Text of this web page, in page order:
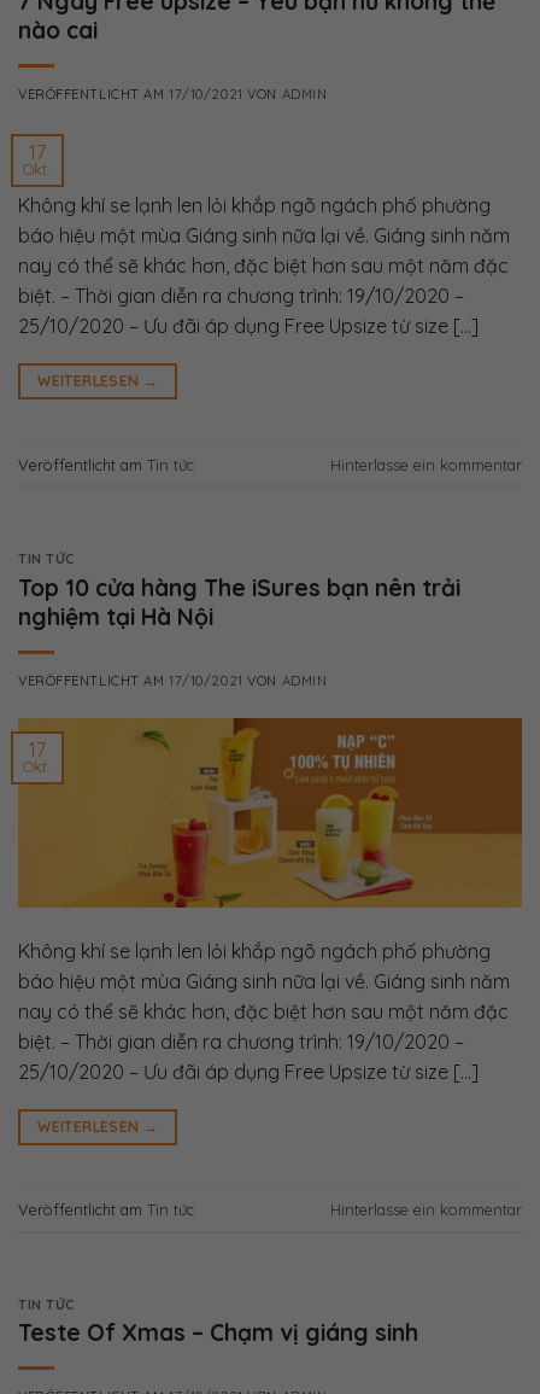
nào cai
VERÖFFENTLICHT AM17/10/2021 VON ADMIN
17
Okt.
Không khí se lạnh len lỏi khắp ngõ ngách phố phường
báo hiệu một mùa Giáng sinh nữa lại về. Giáng sinh năm
nay có thể sẽ khác hơn, đặc biệt hơn sau một năm đặc
biệt. – Thời gian diễn ra chương trình: 19/10/2020 –
25/10/2020 – Ưu đãi áp dụng Free Upsize từ size […]
WEITERLESEN →
Veröffentlicht am Tin tức Hinterlasse ein kommentar
TIN TỨC
Top 10 cửa hàng The iSures bạn nên trải
nghiệm tại Hà Nội
VERÖFFENTLICHT AM17/10/2021 VON ADMIN
17
Okt.
Không khí se lạnh len lỏi khắp ngõ ngách phố phường
báo hiệu một mùa Giáng sinh nữa lại về. Giáng sinh năm
nay có thể sẽ khác hơn, đặc biệt hơn sau một năm đặc
biệt. – Thời gian diễn ra chương trình: 19/10/2020 –
25/10/2020 – Ưu đãi áp dụng Free Upsize từ size […]
WEITERLESEN →
Veröffentlicht am Tin tức Hinterlasse ein kommentar
TIN TỨC
Teste Of Xmas – Chạm vị giáng sinh